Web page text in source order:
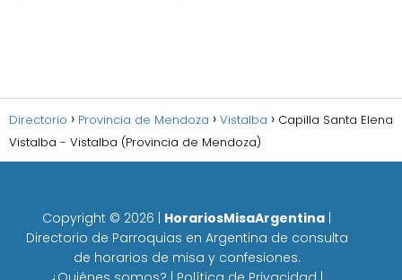
Directorio Provincia de Mendoza Vistalba
Capilla Santa Elena
Vistalba - Vistalba (Provincia de Mendoza)
Copyright © 2026 HorariosMisaArgentina
Directorio de Parroquias en Argentina de consulta
de horarios de misa y confesiones.